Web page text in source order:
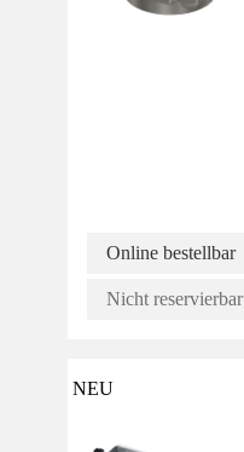
Online bestellbar
Nicht reservierbar
NEU